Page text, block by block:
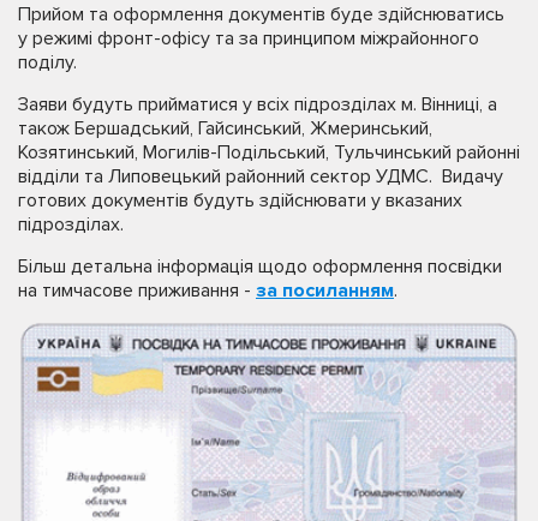
Прийом та оформлення документів буде здійснюватись
у режимі фронт-офісу та за принципом міжрайонного
поділу.
Заяви будуть прийматися у всіх підрозділах м. Вінниці, а
також Бершадський, Гайсинський, Жмеринський,
Козятинський, Могилів-Подільський, Тульчинський районні
відділи та Липовецький районний сектор УДМС. Видачу
готових документів будуть здійснювати у вказаних
підрозділах.
Більш детальна інформація щодо оформлення посвідки
на тимчасове приживання - за посиланням.